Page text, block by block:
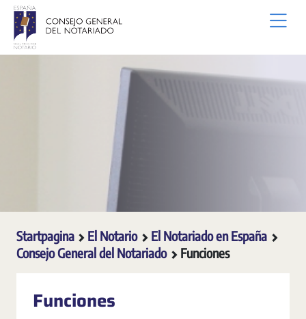
Overslaan en naar hoofdinhoud gaan
Startpagina El Notario
El Notariado en España
Consejo General del Notariado
Funciones
Funciones